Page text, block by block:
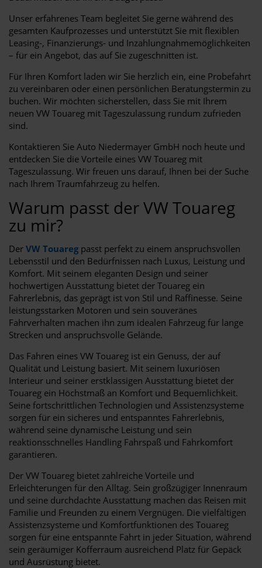
Unser erfahrenes Team begleitet Sie gerne während des
gesamten Kaufprozesses und unterstützt Sie mit flexiblen
Leasing-, Finanzierungs- und Inzahlungnahmemöglichkeiten
– für ein Angebot, das auf Sie zugeschnitten ist.
Für Ihren Komfort laden wir Sie herzlich ein, eine Probefahrt
zu vereinbaren oder einen persönlichen Beratungstermin zu
buchen. Wir möchten sicherstellen, dass Sie mit Ihrem
neuen VW Touareg mit Tageszulassung rundum zufrieden
sind.
Kontaktieren Sie Auto Niedermayer GmbH noch heute und
entdecken Sie die Vorteile eines VW Touareg mit
Tageszulassung. Wir freuen uns darauf, Ihnen bei der Suche
nach Ihrem Traumfahrzeug zu helfen.
Warum passt der VW Touareg
zu mir?
Der VW Touareg passt perfekt zu einem anspruchsvollen
Lebensstil und den Bedürfnissen nach Luxus, Leistung und
Komfort. Mit seinem eleganten Design und seiner
hochwertigen Ausstattung bietet der Touareg ein
Fahrerlebnis, das geprägt ist von Stil und Raffinesse. Seine
leistungsstarken Motoren und sein souveränes
Fahrverhalten machen ihn zum idealen Fahrzeug für lange
Strecken und anspruchsvolle Gelände.
Das Fahren eines VW Touareg ist ein Genuss, der auf
Qualität und Leistung basiert. Mit seinem luxuriösen
Interieur und seiner erstklassigen Ausstattung bietet der
Touareg ein Höchstmaß an Komfort und Bequemlichkeit.
Seine fortschrittlichen Technologien und Assistenzsysteme
sorgen für ein sicheres und entspanntes Fahrerlebnis,
während seine dynamische Leistung und sein
reaktionsschnelles Handling Fahrspaß und Fahrkomfort
garantieren.
Der VW Touareg bietet zahlreiche Vorteile und
Erleichterungen für den Alltag. Sein großzügiger Innenraum
und seine durchdachte Ausstattung machen das Reisen mit
Familie und Freunden zu einem Vergnügen. Die vielfältigen
Assistenzsysteme und Komfortfunktionen des Touareg
sorgen für eine entspannte Fahrt in jeder Situation, während
sein geräumiger Kofferraum ausreichend Platz für Gepäck
und Ausrüstung bietet.